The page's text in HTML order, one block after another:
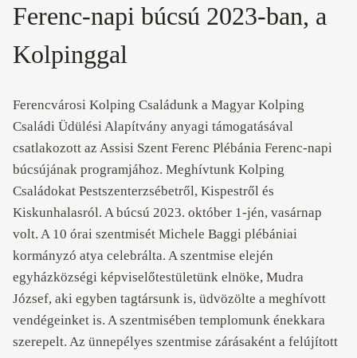
Ferenc-napi búcsú 2023-ban, a
Kolpinggal
Ferencvárosi Kolping Családunk a Magyar Kolping
Családi Üdülési Alapítvány anyagi támogatásával
csatlakozott az Assisi Szent Ferenc Plébánia Ferenc-napi
búcsújának programjához. Meghívtunk Kolping
Családokat Pestszenterzsébetről, Kispestről és
Kiskunhalasról. A búcsú 2023. október 1-jén, vasárnap
volt. A 10 órai szentmisét Michele Baggi plébániai
kormányzó atya celebrálta. A szentmise elején
egyházközségi képviselőtestületünk elnöke, Mudra
József, aki egyben tagtársunk is, üdvözölte a meghívott
vendégeinket is. A szentmisében templomunk énekkara
szerepelt. Az ünnepélyes szentmise zárásaként a felújított